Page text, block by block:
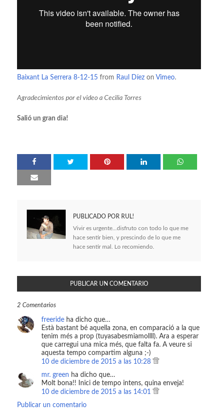
Baixant La Serrera 8-12-15 from Raul Díez on Vimeo.
Agradecimientos por el video a Cecilia Torres
Salió un gran dia!
PUBLICADO POR RUL!
Vivir es urgente...disfruto con todo lo que me
hace sentir bien, y prescindo de lo que me
hace sentir mal. Lo recomiendo.
PUBLICAR UN COMENTARIO
2 Comentarios
freeride ha dicho que…
Està bastant bé aquella zona, en comparació a la que
tenim més a prop (tuyasabesmiamollll). Ara a esperar
que carregui una mica més, que falta fa. A veure si
aquesta tempo compartim alguna ;-)
10 de diciembre de 2015 a las 10:28
mr. green ha dicho que…
Molt bona!! Inici de tempo intens, quina enveja!
10 de diciembre de 2015 a las 14:01
Publicar un comentario